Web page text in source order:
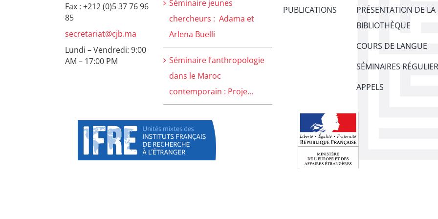
Fax : +212 (0)5 37 76 96
85
secretariat@cjb.ma
Lundi – Vendredi: 9:00
AM – 17:00 PM
Séminaire jeunes
chercheurs : Adama et
Arlena Buelli
Séminaire l’anthropologie
dans le Maroc
contemporain : Proje...
PUBLICATIONS
PRÉSENTATION DE LA
BIBLIOTHÈQUE
COURS DE LANGUE
SÉMINAIRES
APPELS